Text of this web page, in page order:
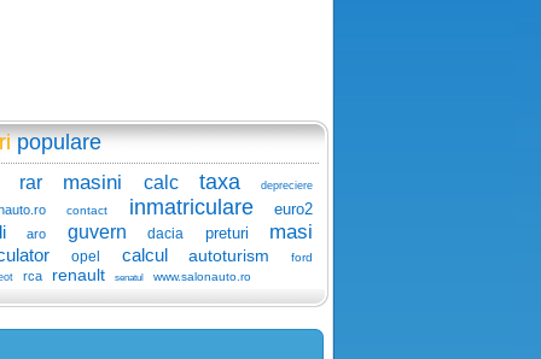
populare
rar masini calc taxa depreciere
contact inmatriculare euro2
aro guvern dacia preturi masi
opel calcul autoturism ford
rca renault senatul www.salonauto.ro